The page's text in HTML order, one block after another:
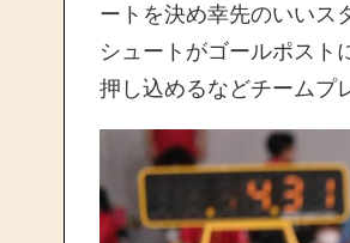
ートを決め幸先のいいス
シュートがゴールポスト
押し込めるなどチームプ